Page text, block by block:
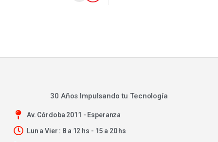
30 Años Impulsando tu Tecnología
Av. Córdoba 2011 - Esperanza
Lun a Vier : 8 a 12 hs - 15 a 20 hs